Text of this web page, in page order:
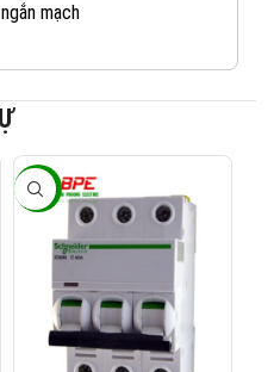
mạch
-40%
1:
2: 0965 101 613
3: 0824 927 568
4: 0823 944 186